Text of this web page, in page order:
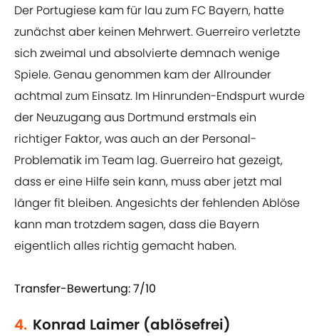
Der Portugiese kam für lau zum FC Bayern, hatte
zunächst aber keinen Mehrwert. Guerreiro verletzte
sich zweimal und absolvierte demnach wenige
Spiele. Genau genommen kam der Allrounder
achtmal zum Einsatz. Im Hinrunden-Endspurt wurde
der Neuzugang aus Dortmund erstmals ein
richtiger Faktor, was auch an der Personal-
Problematik im Team lag. Guerreiro hat gezeigt,
dass er eine Hilfe sein kann, muss aber jetzt mal
länger fit bleiben. Angesichts der fehlenden Ablöse
kann man trotzdem sagen, dass die Bayern
eigentlich alles richtig gemacht haben.
Transfer-Bewertung: 7/10
4. Konrad Laimer (ablösefrei)